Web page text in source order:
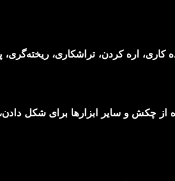
اره کردن، تراشکاری،
و سایر ابزارها برای شکل دادن،